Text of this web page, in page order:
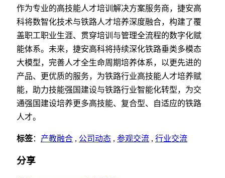
作为专业的高技能人才培训解决方案服务商，捷安高
科将数智化技术与铁路人才培养深度融合，构建了覆
盖职工职业生涯、贯穿培训与管理全流程的数字化赋
能体系。未来，捷安高科将持续深化铁路垂类多模态
大模型，完善人才全生命周期培养体系，以更先进的
产品、更优质的服务，为铁路行业高技能人才培养赋
能，助力技能强国建设与铁路行业智能化转型，为交
通强国建设培养更多高技能、复合型、自适应的铁路
人才。
标签： 产教融合 , 公司动态 , 参观交流 , 行业交流
分享